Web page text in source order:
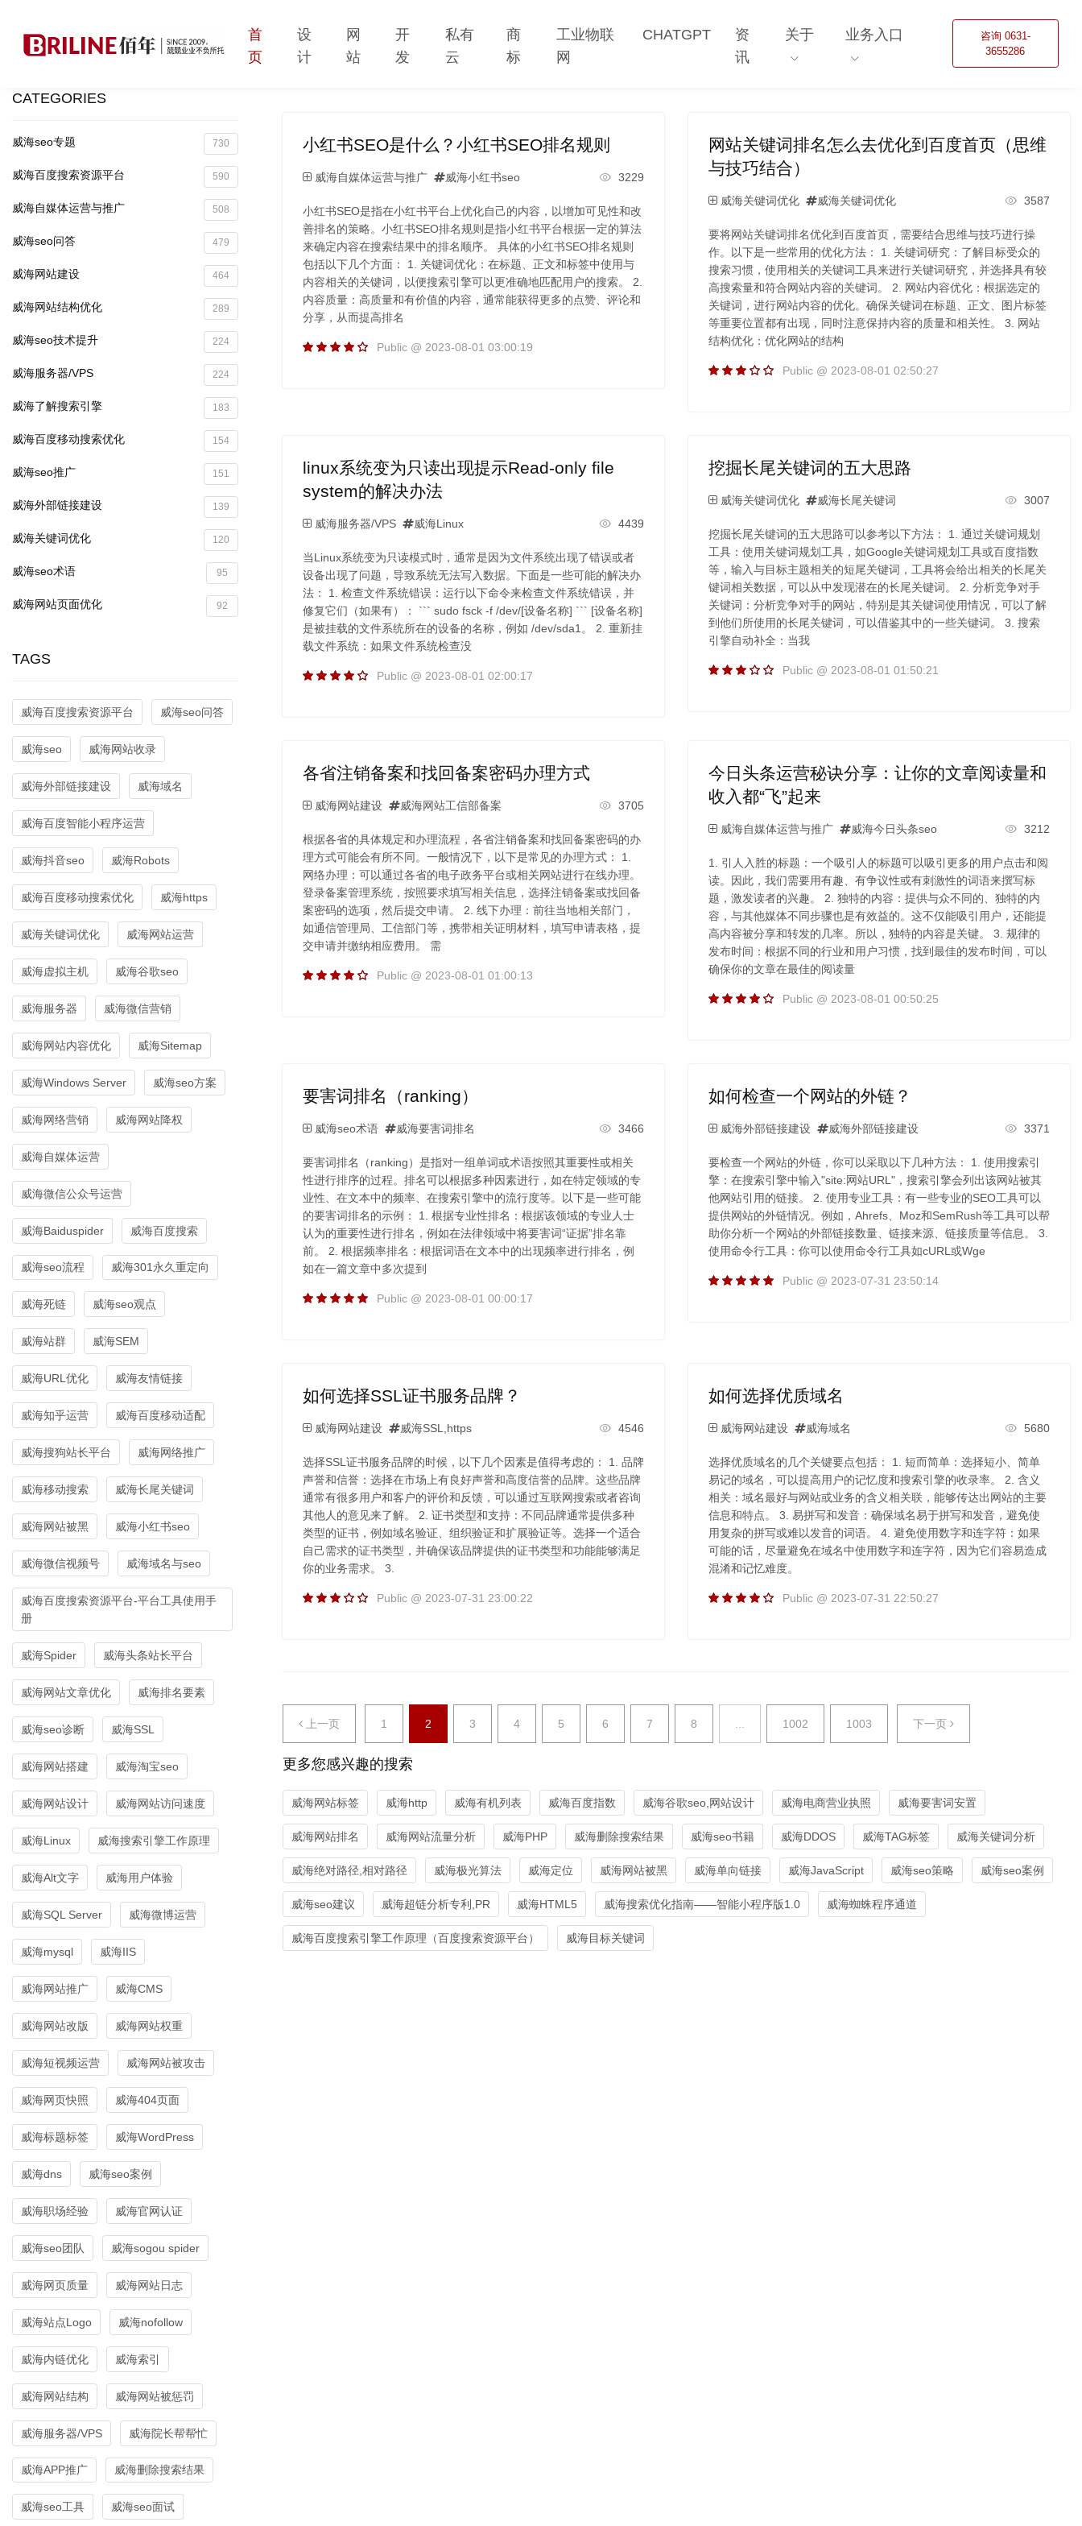
首
页
设
计
网
站
开
发
私有
云
商
标
工业物联
网
CHATGPT
资
讯
关于 业务入口
咨询 0631-
3655286
CATEGORIES
威海seo专题 730
威海百度搜索资源平台 590
威海自媒体运营与推广 508
威海seo问答 479
威海网站建设 464
威海网站结构优化 289
威海seo技术提升 224
威海服务器/VPS 224
威海了解搜索引擎 183
威海百度移动搜索优化 154
威海seo推广 151
威海外部链接建设 139
威海关键词优化 120
威海seo术语 95
威海网站页面优化 92
TAGS
威海百度搜索资源平台 威海seo问答
威海seo 威海网站收录
威海外部链接建设 威海域名
威海百度智能小程序运营
威海抖音seo 威海Robots
威海百度移动搜索优化 威海https
威海关键词优化 威海网站运营
威海虚拟主机 威海谷歌seo
威海服务器 威海微信营销
威海网站内容优化 威海Sitemap
威海Windows Server 威海seo方案
威海网络营销 威海网站降权
威海自媒体运营
威海微信公众号运营
威海Baiduspider 威海百度搜索
威海seo流程 威海301永久重定向
威海死链 威海seo观点
威海站群 威海SEM
威海URL优化 威海友情链接
威海知乎运营 威海百度移动适配
威海搜狗站长平台 威海网络推广
威海移动搜索 威海长尾关键词
威海网站被黑 威海小红书seo
威海微信视频号 威海域名与seo
威海百度搜索资源平台-平台工具使用手
册
威海Spider 威海头条站长平台
威海网站文章优化 威海排名要素
威海seo诊断 威海SSL
威海网站搭建 威海淘宝seo
威海网站设计 威海网站访问速度
威海Linux 威海搜索引擎工作原理
威海Alt文字 威海用户体验
威海SQL Server 威海微博运营
威海mysql 威海IIS
威海网站推广 威海CMS
威海网站改版 威海网站权重
威海短视频运营 威海网站被攻击
威海网页快照 威海404页面
威海标题标签 威海WordPress
威海dns 威海seo案例
威海职场经验 威海官网认证
威海seo团队 威海sogou spider
威海网页质量 威海网站日志
威海站点Logo 威海nofollow
威海内链优化 威海索引
威海网站结构 威海网站被惩罚
威海服务器/VPS 威海院长帮帮忙
威海APP推广 威海删除搜索结果
威海seo工具 威海seo面试
小红书SEO是什么？小红书SEO排名规则
威海自媒体运营与推广 威海小红书seo 3229
小红书SEO是指在小红书平台上优化自己的内容，以增加可见性和改
善排名的策略。小红书SEO排名规则是指小红书平台根据一定的算法
来确定内容在搜索结果中的排名顺序。 具体的小红书SEO排名规则
包括以下几个方面： 1. 关键词优化：在标题、正文和标签中使用与
内容相关的关键词，以便搜索引擎可以更准确地匹配用户的搜索。 2.
内容质量：高质量和有价值的内容，通常能获得更多的点赞、评论和
分享，从而提高排名
Public @ 2023-08-01 03:00:19
网站关键词排名怎么去优化到百度首页（思维
与技巧结合）
威海关键词优化 威海关键词优化 3587
要将网站关键词排名优化到百度首页，需要结合思维与技巧进行操
作。以下是一些常用的优化方法： 1. 关键词研究：了解目标受众的
搜索习惯，使用相关的关键词工具来进行关键词研究，并选择具有较
高搜索量和符合网站内容的关键词。 2. 网站内容优化：根据选定的
关键词，进行网站内容的优化。确保关键词在标题、正文、图片标签
等重要位置都有出现，同时注意保持内容的质量和相关性。 3. 网站
结构优化：优化网站的结构
Public @ 2023-08-01 02:50:27
linux系统变为只读出现提示Read-only file
system的解决办法
威海服务器/VPS 威海Linux 4439
当Linux系统变为只读模式时，通常是因为文件系统出现了错误或者
设备出现了问题，导致系统无法写入数据。下面是一些可能的解决办
法： 1. 检查文件系统错误：运行以下命令来检查文件系统错误，并
修复它们（如果有）： ``` sudo fsck -f /dev/[设备名称] ``` [设备名称]
是被挂载的文件系统所在的设备的名称，例如 /dev/sda1。 2. 重新挂
载文件系统：如果文件系统检查没
Public @ 2023-08-01 02:00:17
挖掘长尾关键词的五大思路
威海关键词优化 威海长尾关键词 3007
挖掘长尾关键词的五大思路可以参考以下方法： 1. 通过关键词规划
工具：使用关键词规划工具，如Google关键词规划工具或百度指数
等，输入与目标主题相关的短尾关键词，工具将会给出相关的长尾关
键词相关数据，可以从中发现潜在的长尾关键词。 2. 分析竞争对手
关键词：分析竞争对手的网站，特别是其关键词使用情况，可以了解
到他们所使用的长尾关键词，可以借鉴其中的一些关键词。 3. 搜索
引擎自动补全：当我
Public @ 2023-08-01 01:50:21
各省注销备案和找回备案密码办理方式
威海网站建设 威海网站工信部备案 3705
根据各省的具体规定和办理流程，各省注销备案和找回备案密码的办
理方式可能会有所不同。一般情况下，以下是常见的办理方式： 1.
网络办理：可以通过各省的电子政务平台或相关网站进行在线办理。
登录备案管理系统，按照要求填写相关信息，选择注销备案或找回备
案密码的选项，然后提交申请。 2. 线下办理：前往当地相关部门，
如通信管理局、工信部门等，携带相关证明材料，填写申请表格，提
交申请并缴纳相应费用。 需
Public @ 2023-08-01 01:00:13
今日头条运营秘诀分享：让你的文章阅读量和
收入都“飞”起来
威海自媒体运营与推广 威海今日头条seo 3212
1. 引人入胜的标题：一个吸引人的标题可以吸引更多的用户点击和阅
读。因此，我们需要用有趣、有争议性或有刺激性的词语来撰写标
题，激发读者的兴趣。 2. 独特的内容：提供与众不同的、独特的内
容，与其他媒体不同步骤也是有效益的。这不仅能吸引用户，还能提
高内容被分享和转发的几率。所以，独特的内容是关键。 3. 规律的
发布时间：根据不同的行业和用户习惯，找到最佳的发布时间，可以
确保你的文章在最佳的阅读量
Public @ 2023-08-01 00:50:25
要害词排名（ranking）
威海seo术语 威海要害词排名 3466
要害词排名（ranking）是指对一组单词或术语按照其重要性或相关
性进行排序的过程。排名可以根据多种因素进行，如在特定领域的专
业性、在文本中的频率、在搜索引擎中的流行度等。以下是一些可能
的要害词排名的示例： 1. 根据专业性排名：根据该领域的专业人士
认为的重要性进行排名，例如在法律领域中将要害词“证据”排名靠
前。 2. 根据频率排名：根据词语在文本中的出现频率进行排名，例
如在一篇文章中多次提到
Public @ 2023-08-01 00:00:17
如何检查一个网站的外链？
威海外部链接建设 威海外部链接建设 3371
要检查一个网站的外链，你可以采取以下几种方法： 1. 使用搜索引
擎：在搜索引擎中输入"site:网站URL"，搜索引擎会列出该网站被其
他网站引用的链接。 2. 使用专业工具：有一些专业的SEO工具可以
提供网站的外链情况。例如，Ahrefs、Moz和SemRush等工具可以帮
助你分析一个网站的外部链接数量、链接来源、链接质量等信息。 3.
使用命令行工具：你可以使用命令行工具如cURL或Wge
Public @ 2023-07-31 23:50:14
如何选择SSL证书服务品牌？
威海网站建设 威海SSL,https 4546
选择SSL证书服务品牌的时候，以下几个因素是值得考虑的： 1. 品牌
声誉和信誉：选择在市场上有良好声誉和高度信誉的品牌。这些品牌
通常有很多用户和客户的评价和反馈，可以通过互联网搜索或者咨询
其他人的意见来了解。 2. 证书类型和支持：不同品牌通常提供多种
类型的证书，例如域名验证、组织验证和扩展验证等。选择一个适合
自己需求的证书类型，并确保该品牌提供的证书类型和功能能够满足
你的业务需求。 3.
Public @ 2023-07-31 23:00:22
如何选择优质域名
威海网站建设 威海域名 5680
选择优质域名的几个关键要点包括： 1. 短而简单：选择短小、简单
易记的域名，可以提高用户的记忆度和搜索引擎的收录率。 2. 含义
相关：域名最好与网站或业务的含义相关联，能够传达出网站的主要
信息和特点。 3. 易拼写和发音：确保域名易于拼写和发音，避免使
用复杂的拼写或难以发音的词语。 4. 避免使用数字和连字符：如果
可能的话，尽量避免在域名中使用数字和连字符，因为它们容易造成
混淆和记忆难度。
Public @ 2023-07-31 22:50:27
上一页 1 2 3 4 5 6 7 8 1002 1003 下一页
更多您感兴趣的搜索
威海网站标签 威海http 威海有机列表 威海百度指数 威海谷歌seo,网站设计 威海电商营业执照 威海要害词安置
威海网站排名 威海网站流量分析 威海PHP 威海删除搜索结果 威海seo书籍 威海DDOS 威海TAG标签 威海关键词分析
威海绝对路径,相对路径 威海极光算法 威海定位 威海网站被黑 威海单向链接 威海JavaScript 威海seo策略 威海seo案例
威海seo建议 威海超链分析专利,PR 威海HTML5 威海搜索优化指南——智能小程序版1.0 威海蜘蛛程序通道
威海百度搜索引擎工作原理（百度搜索资源平台） 威海目标关键词